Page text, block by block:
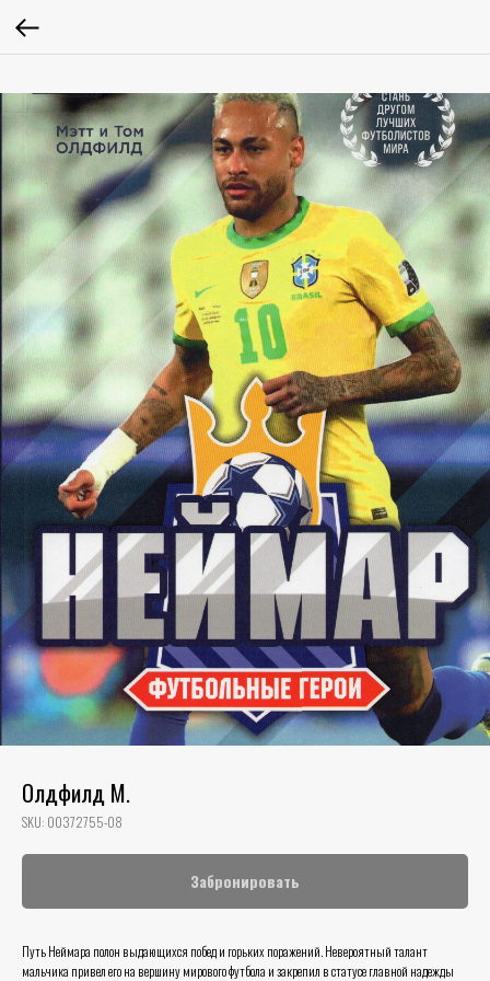
Олдфилд М.
SKU: 00372755-08
Забронировать
Путь Неймара полон выдающихся побед и горьких поражений. Невероятный талант
мальчика привел его на вершину мирового футбола и закрепил в статусе главной надежды